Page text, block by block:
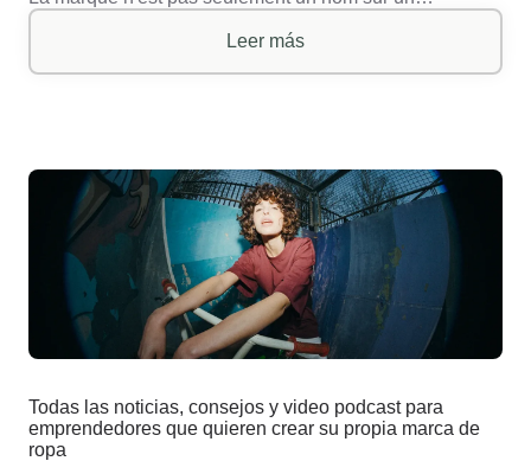
Leer más
Todas las noticias, consejos y video podcast para
emprendedores que quieren crear su propia marca de
ropa